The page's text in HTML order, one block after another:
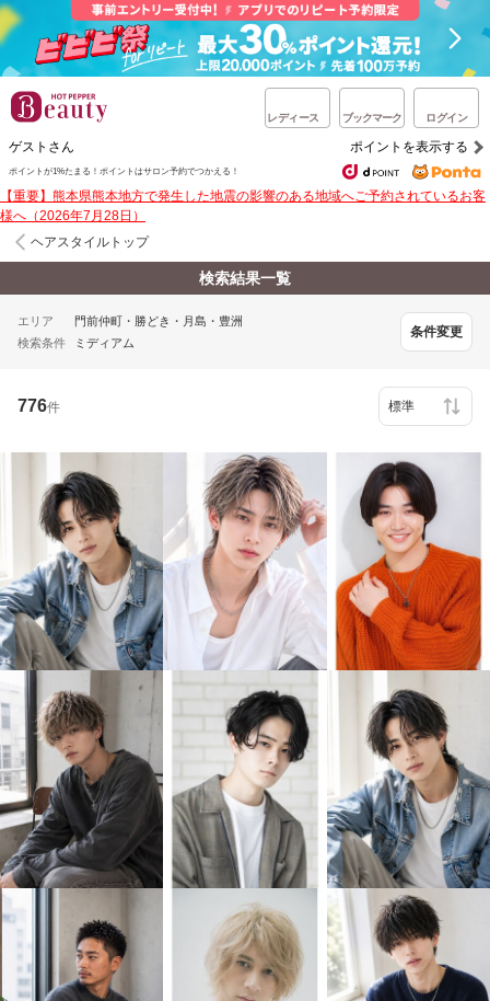
レディース ブックマーク ログイン
ゲストさん ポイントを表示する
ポイントが1%たまる！ポイントはサロン予約でつかえる！
【重要】熊本県熊本地方で発生した地震の影響のある地域へご予約されているお客
様へ（2026年7月28日）
ヘアスタイルトップ
検索結果一覧
エリア
門前仲町・勝どき・月島・豊洲
検索条件
ミディアム
条件変更
776件